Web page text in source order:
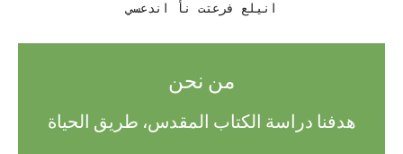
يسعدنا أن تتعرف علينا
من نحن
هدفنا دراسة الكتاب المقدس، طريق الحياة